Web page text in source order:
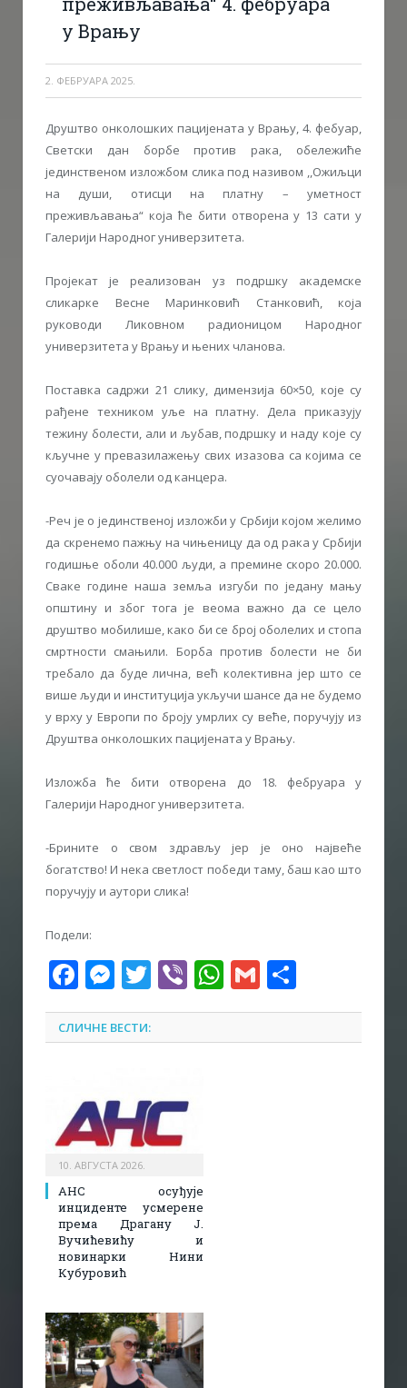
у Врању
2. ФЕБРУАРА 2025.
Друштво онколошких пацијената у Врању, 4. фебуар,
Светски дан борбе против рака, обележиће
јединственом изложбом слика под називом ,,Ожиљци
на души, отисци на платну – уметност
преживљавања“ која ће бити отворена у 13 сати у
Галерији Народног универзитета.
Пројекат је реализован уз подршку академске
сликарке Весне Маринковић Станковић, која
руководи Ликовном радионицом Народног
универзитета у Врању и њених чланова.
Поставка садржи 21 слику, димензија 60×50, које су
рађене техником уље на платну. Дела приказују
тежину болести, али и љубав, подршку и наду које су
кључне у превазилажењу свих изазова са којима се
суочавају оболели од канцера.
-Реч је о јединственој изложби у Србији којом желимо
да скренемо пажњу на чињеницу да од рака у Србији
годишње оболи 40.000 људи, а премине скоро 20.000.
Сваке године наша земља изгуби по једану мању
општину и због тога је веома важно да се цело
друштво мобилише, како би се број оболелих и стопа
смртности смањили. Борба против болести не би
требало да буде лична, већ колективна јер што се
више људи и институција укључи шансе да не будемо
у врху у Европи по броју умрлих су веће, поручују из
Друштва онколошких пацијената у Врању.
Изложба ће бити отворена до 18. фебруара у
Галерији Народног универзитета.
-Брините о свом здрављу јер је оно највеће
богатство! И нека светлост победи таму, баш као што
поручују и аутори слика!
Подели:
Facebook
Messenger
Twitter
ViberWhatsApp
Gmail
СЛИЧНЕ ВЕСТИ:
10. АВГУСТА 2026.
АНС осуђује
инциденте усмерене
према Драгану Ј.
Вучићевићу и
новинарки Нини
Кубуровић